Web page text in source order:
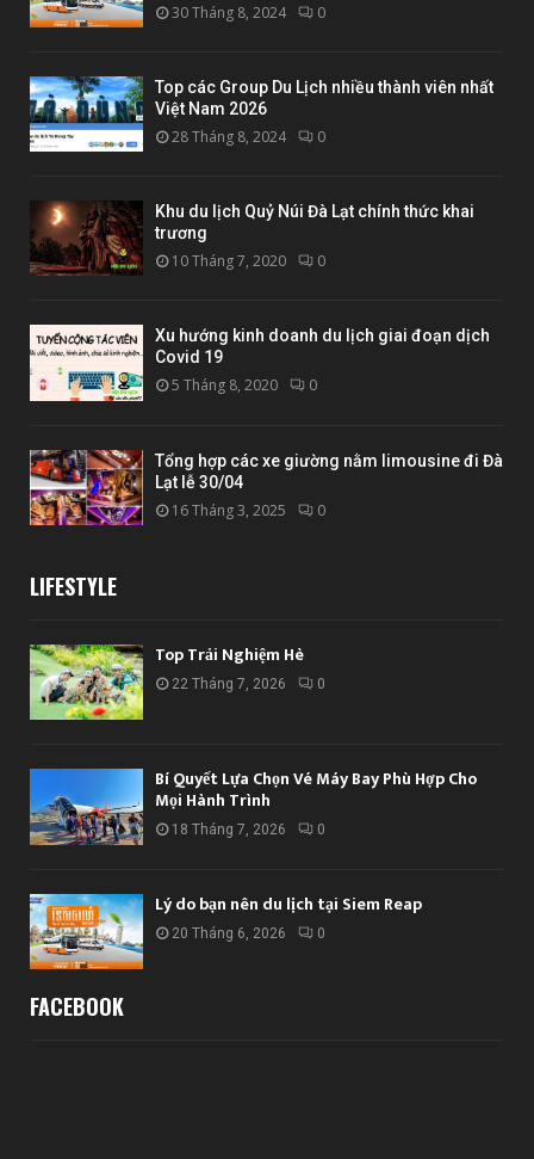
30 Tháng 8, 2024 0
Top các Group Du Lịch nhiều thành viên nhất
Việt Nam 2026
28 Tháng 8, 2024 0
Khu du lịch Quỷ Núi Đà Lạt chính thức khai
trương
10 Tháng 7, 2020 0
Xu hướng kinh doanh du lịch giai đoạn dịch
Covid 19
5 Tháng 8, 2020 0
Tổng hợp các xe giường nằm limousine đi Đà
Lạt lễ 30/04
16 Tháng 3, 2025 0
LIFESTYLE
Top Trải Nghiệm Hè
22 Tháng 7, 2026 0
Bí Quyết Lựa Chọn Vé Máy Bay Phù Hợp Cho
Mọi Hành Trình
18 Tháng 7, 2026 0
Lý do bạn nên du lịch tại Siem Reap
20 Tháng 6, 2026 0
FACEBOOK